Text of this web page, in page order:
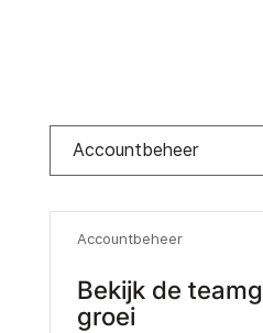
Accountbeheer
Accountbeheer
Bekijk de
groei